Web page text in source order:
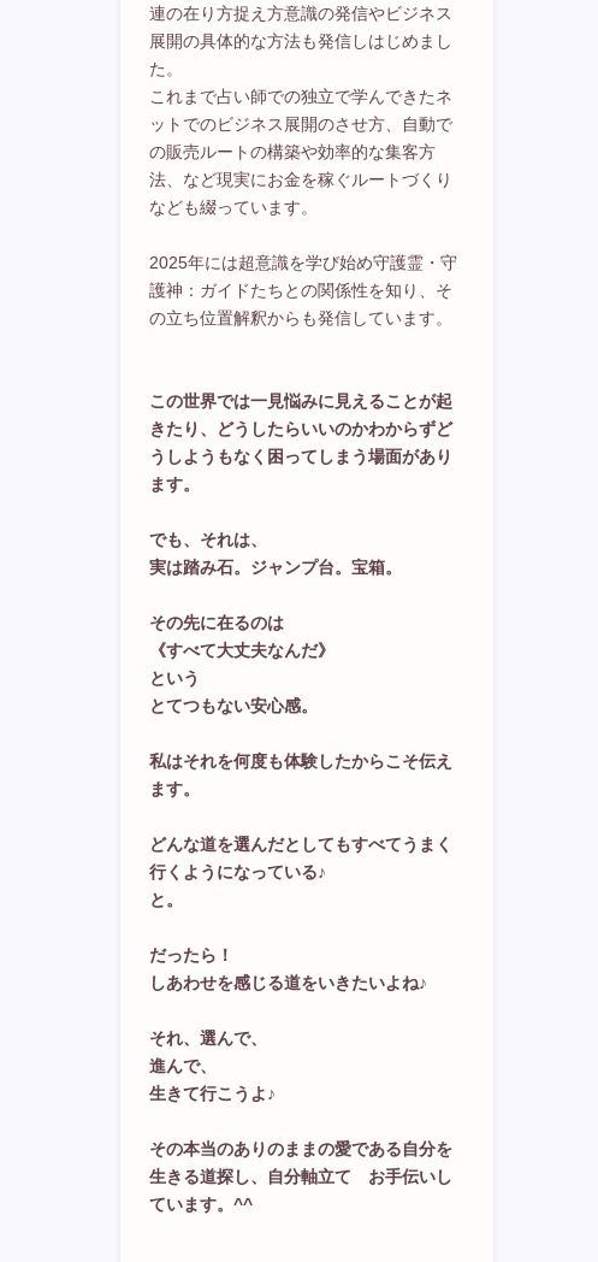
連の在り方捉え方意識の発信やビジネス
展開の具体的な方法も発信しはじめまし
た。
これまで占い師での独立で学んできたネ
ットでのビジネス展開のさせ方、自動で
の販売ルートの構築や効率的な集客方
法、など現実にお金を稼ぐルートづくり
なども綴っています。
2025年には超意識を学び始め守護霊・守
護神：ガイドたちとの関係性を知り、そ
の立ち位置解釈からも発信しています。
この世界では一見悩みに見えることが起
きたり、どうしたらいいのかわからずど
うしようもなく困ってしまう場面があり
ます。
でも、それは、
実は踏み石。ジャンプ台。宝箱。
その先に在るのは
《すべて大丈夫なんだ》
という
とてつもない安心感。
私はそれを何度も体験したからこそ伝え
ます。
どんな道を選んだとしてもすべてうまく
行くようになっている♪
と。
だったら！
しあわせを感じる道をいきたいよね♪
それ、選んで、
進んで、
生きて行こうよ♪
その本当のありのままの愛である自分を
生きる道探し、自分軸立て お手伝いし
ています。^^